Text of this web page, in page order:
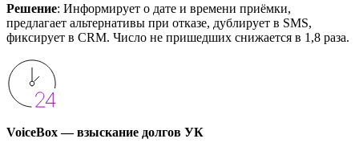
Решение: Информирует о дате и времени приёмки,
предлагает альтернативы при отказе, дублирует в SMS,
фиксирует в CRM. Число не пришедших снижается в 1,8 раза.
VoiceBox — взыскание долгов УК